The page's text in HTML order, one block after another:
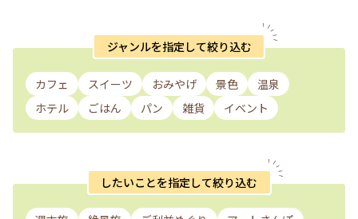
ジャンルを指定して絞り込む
カフェ スイーツ おみやげ 景色
温泉
ホテル
ごはん パン 雑貨 イベント
したいことを指定して絞り込む